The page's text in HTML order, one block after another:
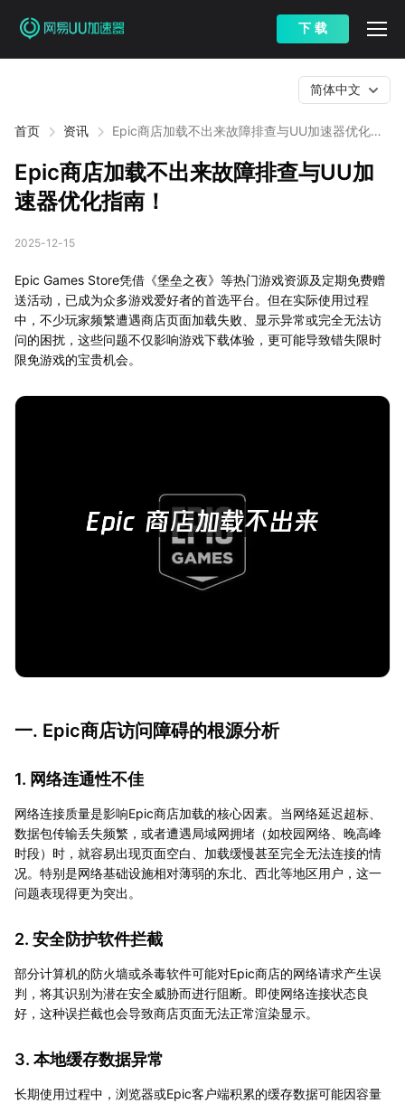
下 载
首页 资讯
Epic商店加载不出来故障排查与UU加速器优化指
简体中文
Epic商店加载不出来故障排查与UU加
速器优化指南！
2025-12-15
Epic Games Store凭借《堡垒之夜》等热门游戏资源及定期免费赠
送活动，已成为众多游戏爱好者的首选平台。但在实际使用过程
中，不少玩家频繁遭遇商店页面加载失败、显示异常或完全无法访
问的困扰，这些问题不仅影响游戏下载体验，更可能导致错失限时
限免游戏的宝贵机会。
一. Epic商店访问障碍的根源分析
1. 网络连通性不佳
网络连接质量是影响Epic商店加载的核心因素。当网络延迟超标、
数据包传输丢失频繁，或者遭遇局域网拥堵（如校园网络、晚高峰
时段）时，就容易出现页面空白、加载缓慢甚至完全无法连接的情
况。特别是网络基础设施相对薄弱的东北、西北等地区用户，这一
问题表现得更为突出。
2. 安全防护软件拦截
部分计算机的防火墙或杀毒软件可能对Epic商店的网络请求产生误
判，将其识别为潜在安全威胁而进行阻断。即使网络连接状态良
好，这种误拦截也会导致商店页面无法正常渲染显示。
3. 本地缓存数据异常
长期使用过程中，浏览器或Epic客户端积累的缓存数据可能因容量